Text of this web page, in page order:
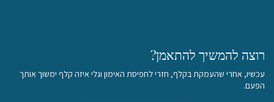
רוצה להמשיך להתאמן?
עכשיו, אחרי שהעמקת בקלף, חזרי לחפיסת האימון וגלי איזה קלף ימשוך אותך
הפעם.